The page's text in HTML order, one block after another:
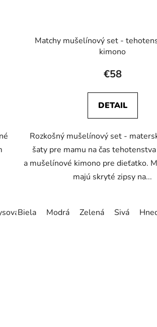
zelená Staroružová Béžová
Matchy mušelínový set -
kimono
€58
DETAIL
Rozkošný mušelínový set -
šaty pre mamu na čas
a mušelínové kimono pre dieťatko.
majú skryté zipsy na...
Biela Modrá Zelená Sivá